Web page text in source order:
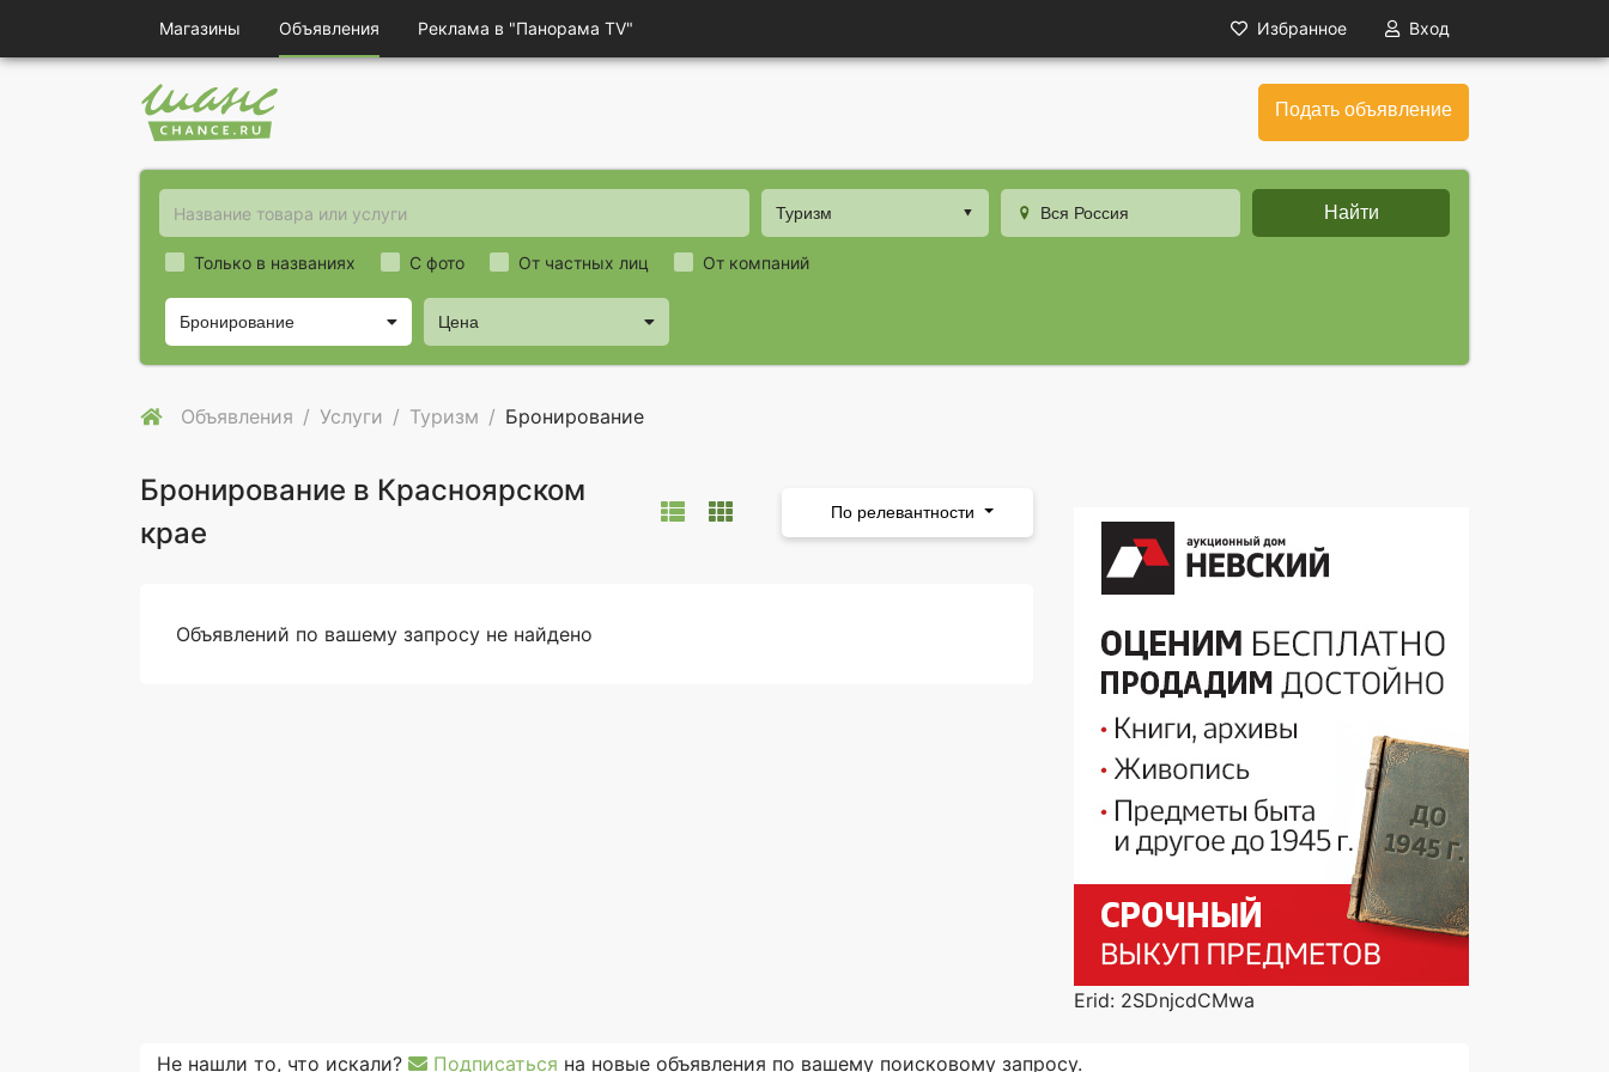
Магазины Объявления Реклама в "Панорама TV" Избранное Вход
Подать объявление
Туризм Вся Россия Найти
Только в названиях
Бронирование Цена
С фото От частных лиц От компаний
Объявления Услуги Туризм Бронирование
Бронирование в Красноярском
крае
По релевантности
Объявлений по вашему запросу не найдено
Erid: 2SDnjcdCMwa
Не нашли то, что искали? Подписаться на новые объявления по вашему поисковому запросу.